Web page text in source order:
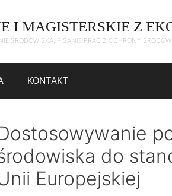
I MAGISTERSKIE Z
ŚRODOWISKA, PISANIE PRAC Z OCHRONY
KONTAKT
do
Europejskiej